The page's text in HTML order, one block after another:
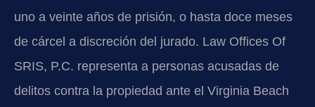
uno a veinte años de prisión, o hasta doce meses
de cárcel a discreción del jurado. Law Offices Of
SRIS, P.C. representa a personas acusadas de
delitos contra la propiedad ante el Virginia Beach